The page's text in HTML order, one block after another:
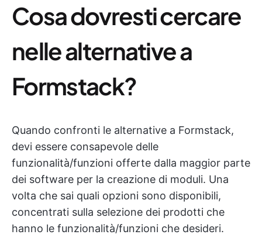
Cosa dovresti cercare
nelle alternative a
Formstack?
Quando confronti le alternative a Formstack,
devi essere consapevole delle
funzionalità/funzioni offerte dalla maggior parte
dei software per la creazione di moduli. Una
volta che sai quali opzioni sono disponibili,
concentrati sulla selezione dei prodotti che
hanno le funzionalità/funzioni che desideri.